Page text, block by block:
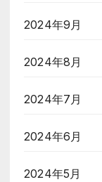
2024年9月
2024年8月
2024年7月
2024年6月
2024年5月